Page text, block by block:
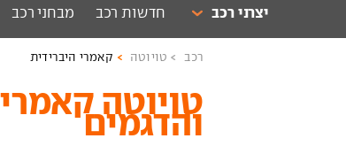
יצרני רכב חדשות רכב מבחני רכב
רכב טויוטה קאמרי היברידית
טויוטה
והדגמים